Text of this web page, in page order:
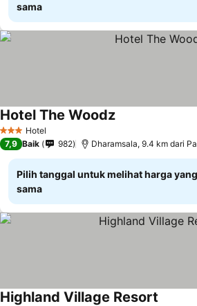
sama
3 BintangHotel
Hotel The Woodz
7,9 Baik 982 Dharamsala, 9.4 km dari
Pilih tanggal untuk melihat harga yang
sama
Highland Village Resort